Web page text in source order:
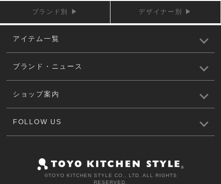
ブランド別 ▶ デザイナー別 ▶
アイテム一覧
ブランド・ニュース
ショップ案内
FOLLOW US
©️TOYO KITCHEN STYLE CO., LTD. ALL RIGHTS
RESERVED.